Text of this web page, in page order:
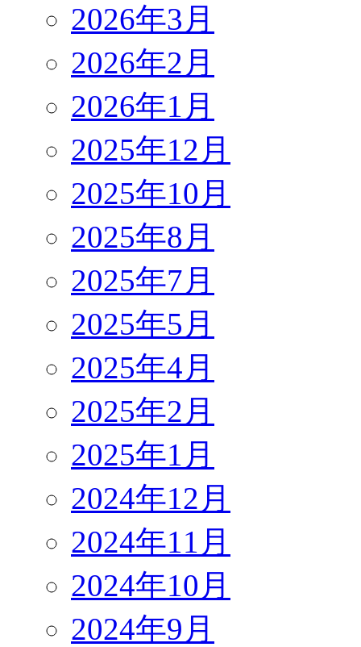
2026年3月
2026年2月
2026年1月
2025年12月
2025年10月
2025年8月
2025年7月
2025年5月
2025年4月
2025年2月
2025年1月
2024年12月
2024年11月
2024年10月
2024年9月